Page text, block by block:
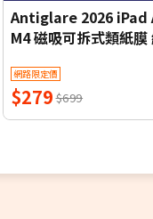
Antiglare 2026 iPad
M4 磁吸可拆式類紙膜
網路限定價
$279$699